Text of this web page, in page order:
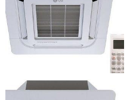
Add to
Wishlist